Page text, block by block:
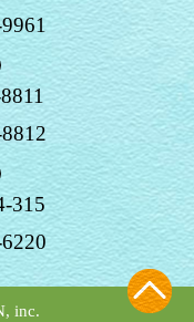
315
inc.